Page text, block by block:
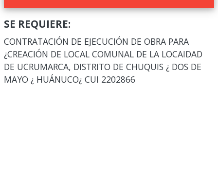
SE REQUIERE:
CONTRATACIÓN DE EJECUCIÓN DE OBRA PARA
¿CREACIÓN DE LOCAL COMUNAL DE LA LOCAIDAD
DE UCRUMARCA, DISTRITO DE CHUQUIS ¿ DOS DE
MAYO ¿ HUÁNUCO¿ CUI 2202866